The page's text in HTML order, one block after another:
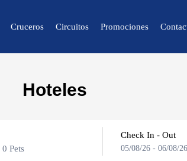
Cruceros Circuitos Promociones
Hoteles
0 Pets
Check In - Out
05/08/26- 06/08/26